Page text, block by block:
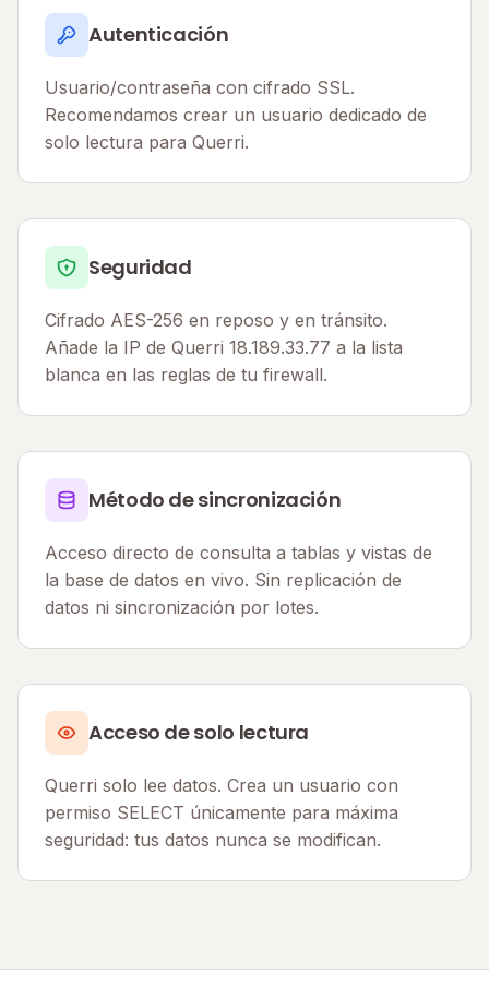
Autenticación
Usuario/contraseña con cifrado SSL.
Recomendamos crear un usuario dedicado de
solo lectura para Querri.
Seguridad
Cifrado AES-256 en reposo y en tránsito.
Añade la IP de Querri 18.189.33.77 a la lista
blanca en las reglas de tu firewall.
Método de sincronización
Acceso directo de consulta a tablas y vistas de
la base de datos en vivo. Sin replicación de
datos ni sincronización por lotes.
Acceso de solo lectura
Querri solo lee datos. Crea un usuario con
permiso SELECT únicamente para máxima
seguridad: tus datos nunca se modifican.